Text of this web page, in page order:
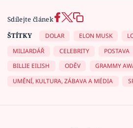
Sdílejte článek
ŠTÍTKY
DOLAR ELON MUSK
MILIARDÁŘ
CELEBRITY POSTAVA
BILLIE EILISH
ODĚV
GRAMMY
UMĚNÍ, KULTURA, ZÁBAVA A MÉDIA